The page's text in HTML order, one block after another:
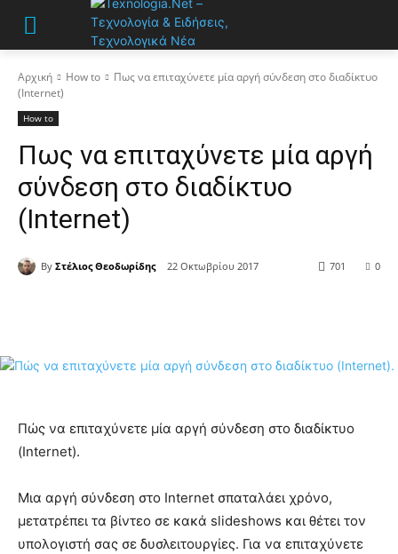
Αρχική How to
Πως να επιταχύνετε μία αργή σύνδεση στο διαδίκτυο
(Internet)
How to
Πως να επιταχύνετε μία αργή
σύνδεση στο διαδίκτυο
(Internet)
By Στέλιος Θεοδωρίδης 22 Οκτωβρίου 2017 0
701
Πώς να επιταχύνετε μία αργή σύνδεση στο διαδίκτυο
(Internet).
Μια αργή σύνδεση στο Internet σπαταλάει χρόνο,
μετατρέπει τα βίντεο σε κακά slideshows και θέτει τον
υπολογιστή σας σε δυσλειτουργίες. Για να επιταχύνετε